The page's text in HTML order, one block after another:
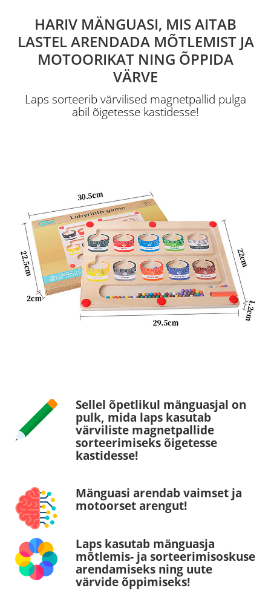
HARIV MÄNGUASI, MIS AITAB
LASTEL ARENDADA MÕTLEMIST JA
MOTOORIKAT NING ÕPPIDA
VÄRVE
Laps sorteerib värvilised magnetpallid pulga
abil õigetesse kastidesse!
Sellel õpetlikul mänguasjal on
pulk, mida laps kasutab
värviliste magnetpallide
sorteerimiseks õigetesse
kastidesse!
Mänguasi arendab vaimset ja
motoorset arengut!
Laps kasutab mänguasja
mõtlemis- ja sorteerimisoskuse
arendamiseks ning uute
värvide õppimiseks!